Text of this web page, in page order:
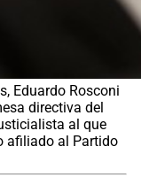
Eduardo Rosconi
directiva del
al que
afiliado al Partido